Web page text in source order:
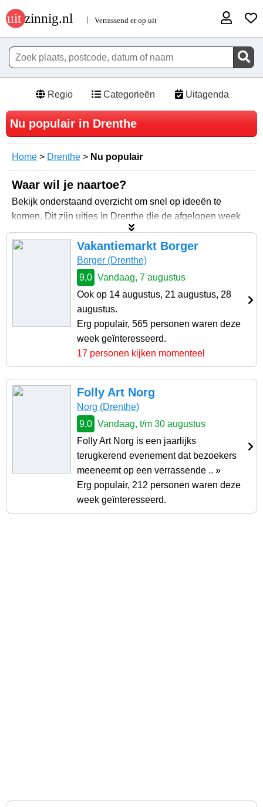
Regio Categorieën Uitagenda
Nu populair in Drenthe
Home > Drenthe > Nu populair
Waar wil je naartoe?
Bekijk onderstaand overzicht om snel op ideeën te
komen. Dit zijn uitjes in Drenthe die de afgelopen week
het meest bekeken zijn op Uitzinnig.nl. Zo ontstaat een
verrassend overzicht met vaak onverwachte tips.
Vakantiemarkt Borger
Borger (Drenthe)
9,0 Vandaag, 7 augustus
Ook op 14 augustus, 21 augustus, 28
augustus.
Erg populair, 565 personen waren deze
week geïnteresseerd.
17 personen kijken momenteel
Folly Art Norg
Norg (Drenthe)
9,0 Vandaag, t/m 30 augustus
Folly Art Norg is een jaarlijks
terugkerend evenement dat bezoekers
meeneemt op een verrassende .. »
Erg populair, 212 personen waren deze
week geïnteresseerd.